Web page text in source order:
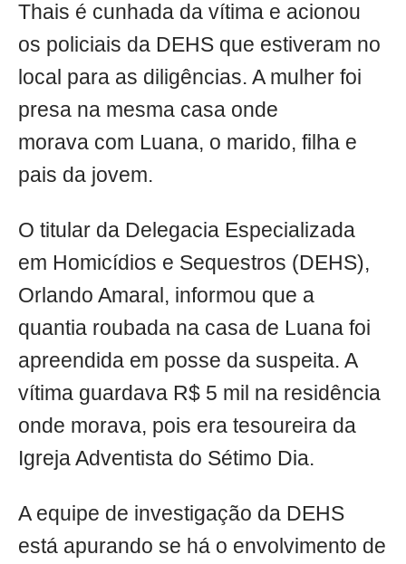
Thais é cunhada da vítima e acionou
os policiais da DEHS que estiveram no
local para as diligências. A mulher foi
presa na mesma casa onde
morava com Luana, o marido, filha e
pais da jovem.
O titular da Delegacia Especializada
em Homicídios e Sequestros (DEHS),
Orlando Amaral, informou que a
quantia roubada na casa de Luana foi
apreendida em posse da suspeita. A
vítima guardava R$ 5 mil na residência
onde morava, pois era tesoureira da
Igreja Adventista do Sétimo Dia.
A equipe de investigação da DEHS
está apurando se há o envolvimento de